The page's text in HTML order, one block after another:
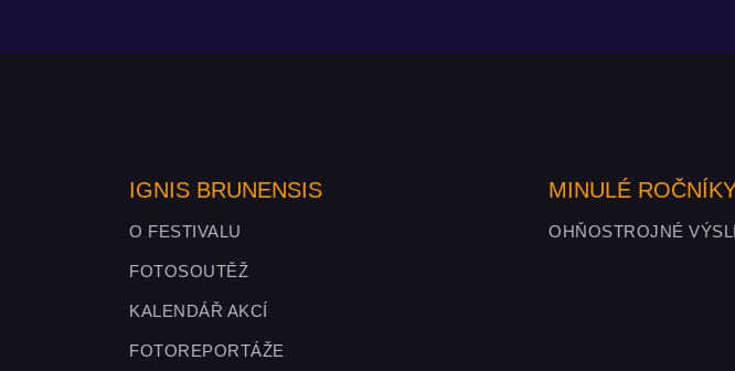
IGNIS BRUNENSIS
O FESTIVALU
FOTOSOUTĚŽ
KALENDÁŘ AKCÍ
FOTOREPORTÁŽE
MINULÉ
OHŇOSTROJNÉ